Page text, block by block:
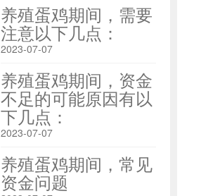
养殖蛋鸡期间，需要
注意以下几点：
2023-07-07
养殖蛋鸡期间，资金
不足的可能原因有以
下几点：
2023-07-07
养殖蛋鸡期间，常见
资金问题